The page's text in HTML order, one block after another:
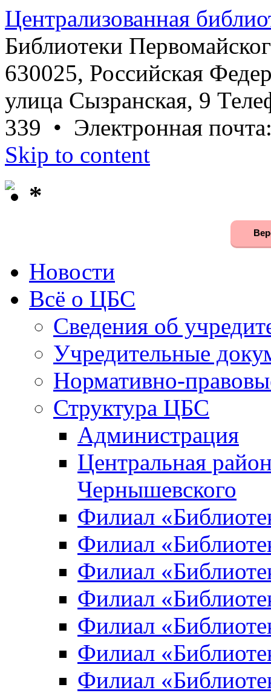
Централизованная
Библиотеки
630025, Российская
улица Сызранская, 9
339 • Электронная
Skip to content
*
Новости
Всё о ЦБС
Сведения об
Учредительные
Нормативно-
Структура ЦБС
Администрация
Центральная
Чернышевского
Филиал
Филиал
Филиал
Филиал
Филиал
Филиал
Филиал